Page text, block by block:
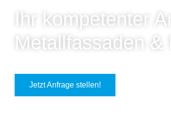
Ihr kompetenter
Metallfassaden &
Jetzt Anfrage stellen!